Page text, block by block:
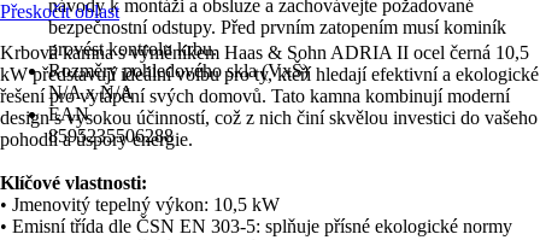
návody k montáži a obsluze a zachovávejte požadované
bezpečnostní odstupy. Před prvním zatopením musí kominík
provést kontrolu krbu.
Rozměry pohledového skla (VxŠ)
N/A x N/A
EAN
8595235506288
Přeskočit oblast
Krbová kamna s výměníkem Haas & Sohn ADRIA II ocel černá 10,5
kW představují ideální volbu pro ty, kteří hledají efektivní a ekologické
řešení pro vytápění svých domovů. Tato kamna kombinují moderní
design s vysokou účinností, což z nich činí skvělou investici do vašeho
pohodlí a úspory energie.
Klíčové vlastnosti:
• Jmenovitý tepelný výkon: 10,5 kW
• Emisní třída dle ČSN EN 303-5: splňuje přísné ekologické normy